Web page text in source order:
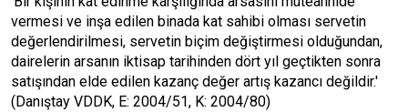
vermesi ve inşa edilen binada kat sahibi olması servetin
değerlendirilmesi, servetin biçim değiştirmesi olduğundan,
dairelerin arsanın iktisap tarihinden dört yıl geçtikten sonra
satışından elde edilen kazanç değer artış kazancı değildir.'
(Danıştay VDDK, E: 2004/51, K: 2004/80)